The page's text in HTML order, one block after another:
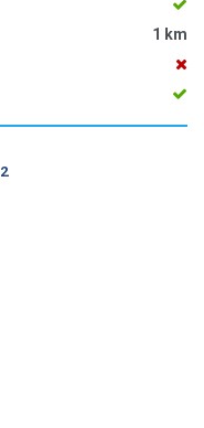
1 km
2